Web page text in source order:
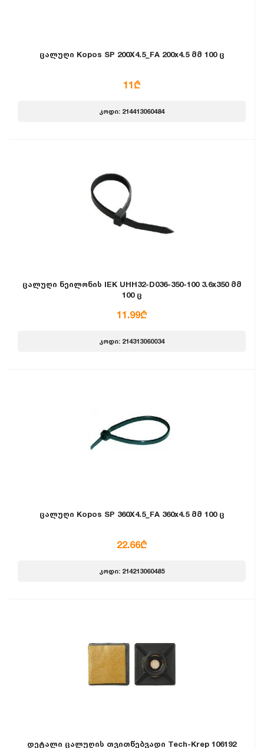
ცალუღი Kopos SP 200X4.5_FA 200x4.5 მმ 100 ც
11₾
კოდი: 214413060484
ცალუღი ნეილონის IEK UHH32-D036-350-100 3.6x350 მმ
100 ც
11.99₾
კოდი: 214313060034
ცალუღი Kopos SP 360X4.5_FA 360x4.5 მმ 100 ც
22.66₾
კოდი: 214213060485
დეტალი ცალუღის თვითწებვადი Tech-Krep 106192